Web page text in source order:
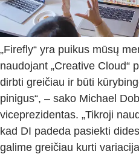
„Firefly“ yra puikus mūsų
naudojant „Creative Cloud“
dirbti greičiau ir būti
pinigus“, – sako Michael
viceprezidentas. „Tikroji
kad DI padeda pasiekti
galime greičiau kurti